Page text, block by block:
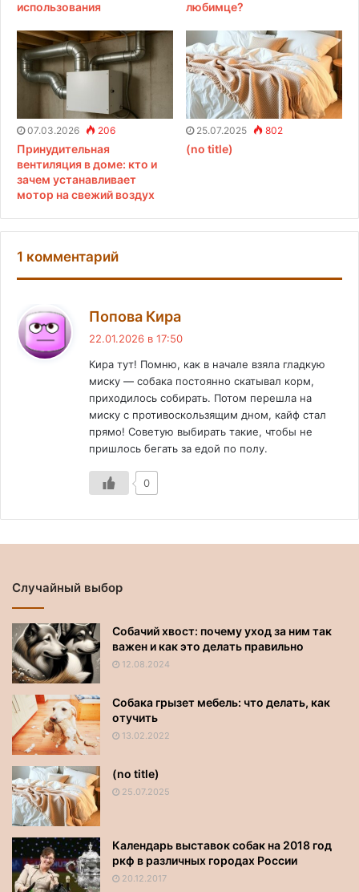
использования
любимце?
07.03.2026 206
Принудительная
вентиляция в доме: кто и
зачем устанавливает
мотор на свежий воздух
25.07.2025 802
(no title)
1 комментарий
Попова Кира
22.01.2026 в 17:50
Кира тут! Помню, как в начале взяла гладкую
миску — собака постоянно скатывал корм,
приходилось собирать. Потом перешла на
миску с противоскользящим дном, кайф стал
прямо! Советую выбирать такие, чтобы не
пришлось бегать за едой по полу.
0
Случайный выбор
Собачий хвост: почему уход за ним так
важен и как это делать правильно
12.08.2024
Собака грызет мебель: что делать, как
отучить
13.02.2022
(no title)
25.07.2025
Календарь выставок собак на 2018 год
ркф в различных городах России
20.12.2017